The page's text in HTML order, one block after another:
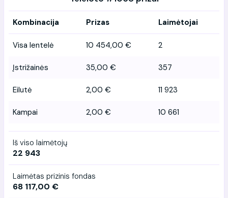
Kombinacija Prizas Laimėtojai
Visa lentelė 10 454,00 € 2
Įstrižainės 35,00 € 357
Eilutė 2,00 € 11 923
Kampai 2,00 € 10 661
Iš viso laimėtojų
22 943
Laimėtas prizinis fondas
68 117,00 €